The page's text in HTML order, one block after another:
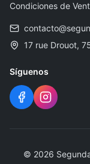
Condiciones de
17 rue Drouot,
Síguenos
© 2026